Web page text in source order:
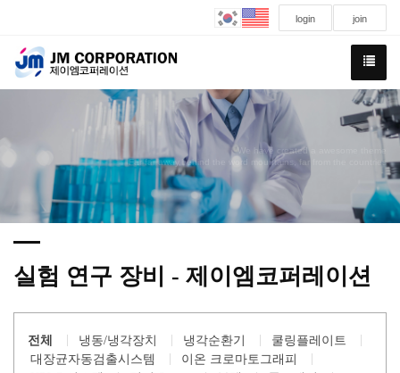
login join
We have created a awesome theme
Far far away,behind the word mountains, far from the countries
실험 연구 장비 - 제이엠코퍼레이션
전체 냉동/냉각장치 냉각순환기
쿨링플레이트
대장균자동검출시스템
이온 크로마토그래피